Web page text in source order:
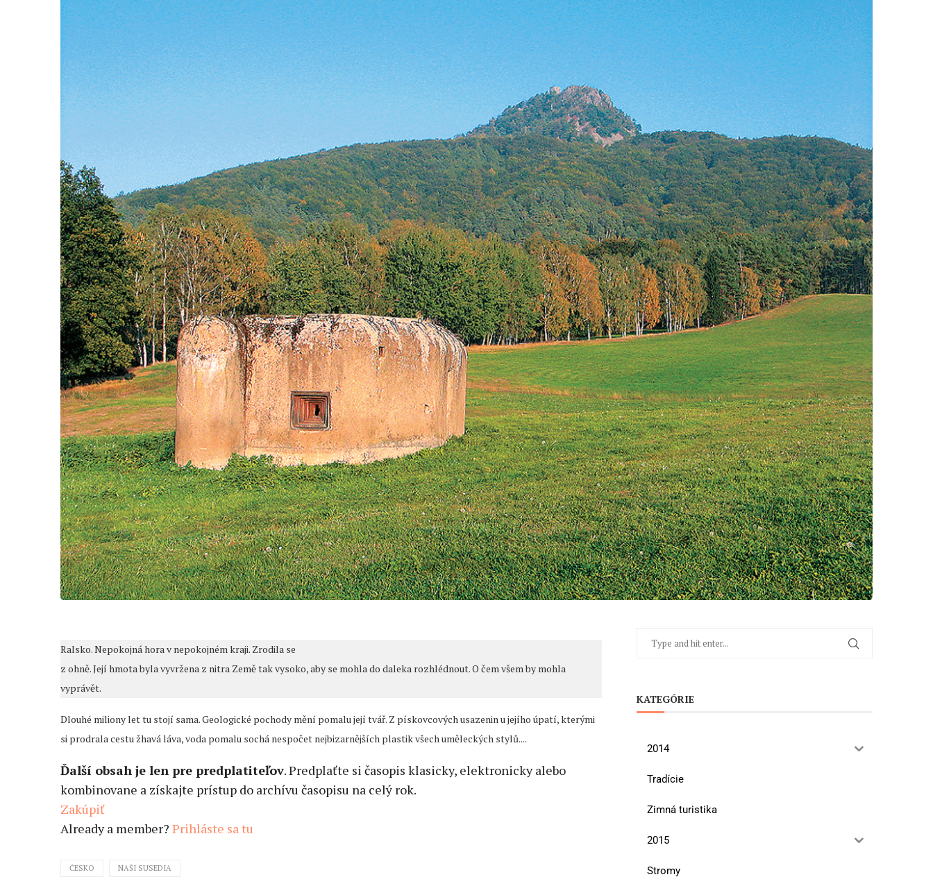
Ralsko. Nepokojná hora v nepokojném kraji. Zrodila se
z ohně. Její hmota byla vyvržena z nitra Země tak vysoko, aby se mohla do daleka rozhlédnout. O čem všem by mohla
vyprávět.
Dlouhé miliony let tu stojí sama. Geologické pochody mění pomalu její tvář. Z pískovcových usazenin u jejího úpatí, kterými
si prodrala cestu žhavá láva, voda pomalu sochá nespočet nejbizarnějších plastik všech uměleckých stylů....
Ďalší obsah je len pre predplatiteľov. Predplaťte si časopis klasicky, elektronicky alebo
kombinovane a získajte prístup do archívu časopisu na celý rok.
Zakúpiť
Already a member? Prihláste sa tu
ČESKO NAŠI SUSEDIA
KATEGÓRIE
2014
Tradície
Zimná turistika
2015
Stromy